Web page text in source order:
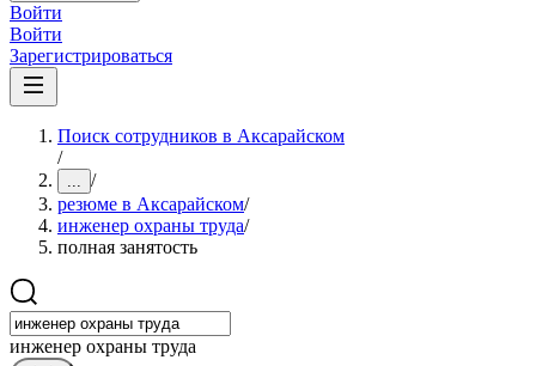
Войти
Войти
Зарегистрироваться
Поиск сотрудников в Аксарайском
/
... /
резюме в Аксарайском/
инженер охраны труда/
полная занятость
инженер охраны труда